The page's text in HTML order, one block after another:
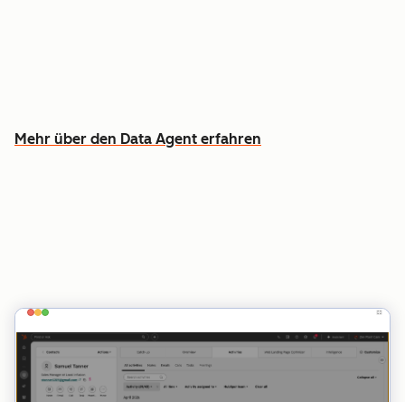
Mehr über den Data Agent erfahren